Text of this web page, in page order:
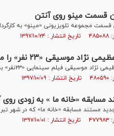
قسمت مینو روی آنتن
قسمت مجموعه تلویزیونی «مینو» به
۲۴
نژاد موسیقی «۲۳ نفر» را می‌نوازد
فیلم سینمایی «۲۳نفر» به کارگردانی مهدی جعفری و تهیه کنندگی مجتبی فرآورده را می سازد..
۰۹
مسابقه «خانه ما » به زودی
مستند مسابقه «خانه ما» که در شهر
۰۱